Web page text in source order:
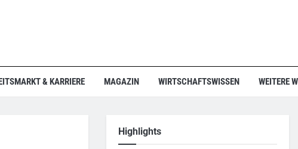
& KARRIERE MAGAZIN WIRTSCHAFTSWISSEN WEITERE
Highlights